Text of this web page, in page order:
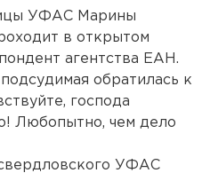
УФАС Марины
в открытом
агентства ЕАН.
обратилась к
господа
Любопытно, чем дело
УФАС